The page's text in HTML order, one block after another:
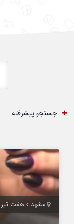
جستجو پیشرفته
مشهد هفت تیر